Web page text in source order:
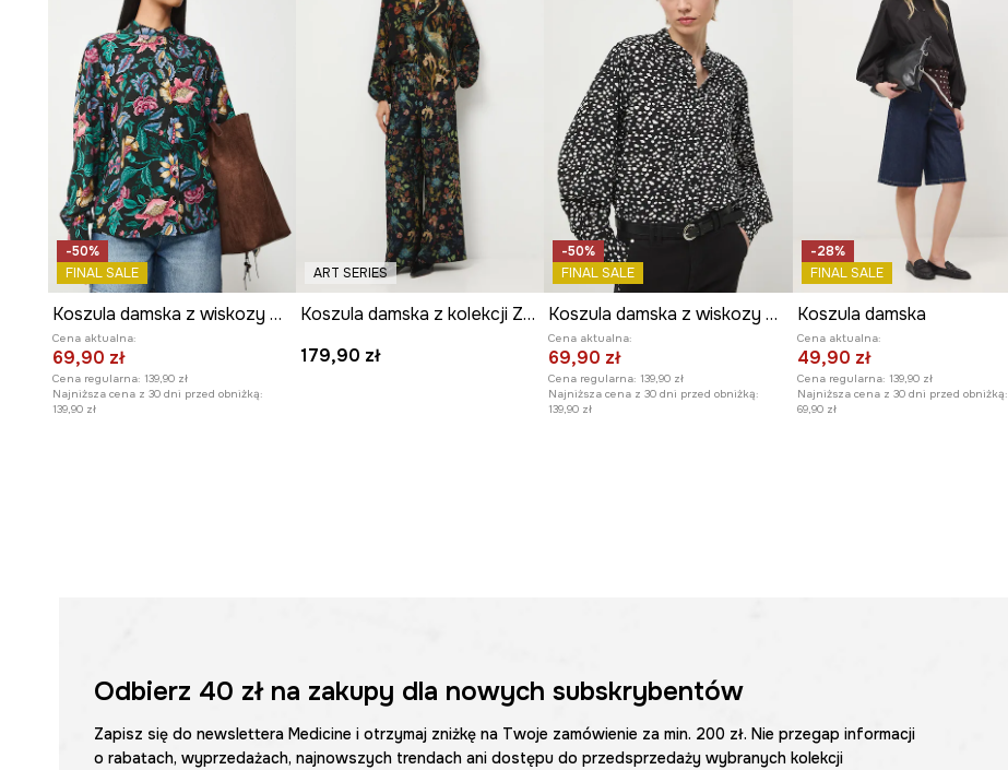
-50%
FINAL SALE
Koszula damska z wiskozy wzorzysta
Cena aktualna:
69,90 zł
Cena regularna: 139,90 zł
Najniższa cena z 30 dni przed obniżką:
139,90 zł
ART SERIES
Koszula damska z kolekcji Zamek Królewski na Wawelu x Medicine
179,90 zł
-50%
FINAL SALE
Koszula damska z wiskozy wzorzysta
Cena aktualna:
69,90 zł
Cena regularna: 139,90 zł
Najniższa cena z 30 dni przed obniżką:
139,90 zł
-28%
FINAL SALE
Koszula damska
Cena aktualna:
49,90 zł
Cena regularna: 139,90 zł
Najniższa cena z 30 dni przed obniżką:
69,90 zł
Odbierz 40 złna zakupy dla nowych subskrybentów
Zapisz się do newslettera Medicine i otrzymaj zniżkę na Twoje zamówienie za min. 200 zł. Nie przegap informacji
o rabatach, wyprzedażach, najnowszych trendach ani dostępu do przedsprzedaży wybranych kolekcji